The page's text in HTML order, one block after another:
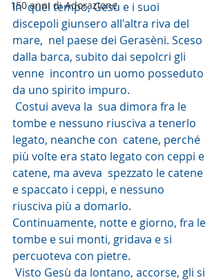
150 anni di Adorazione
In  quel tempo, Gesù e i suoi
discepoli giunsero all'altra riva del
mare,  nel paese dei Gerasèni. Sceso
dalla barca, subito dai sepolcri gli
venne  incontro un uomo posseduto
da uno spirito impuro.
tombe e nessuno riusciva a tenerlo
legato, neanche con  catene, perché
più volte era stato legato con ceppi e
catene, ma aveva  spezzato le catene
e spaccato i ceppi, e nessuno
riusciva più a domarlo.
Continuamente, notte e giorno, fra le
tombe e sui monti, gridava e si
percuoteva con pietre.